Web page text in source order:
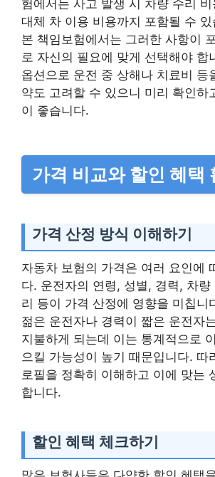
험에서는 사고 발생 시 차량 수리
대체 차 이용 비용까지 포함될 수 있
본 책임보험에서는 그러한 사항이
로 자신의 필요에 맞게 선택해야 합
옵션으로 운전 중 상해나 치료비 등
약도 고려할 수 있으니 미리 확인하
이 좋습니다.
가격 비교와 할인 혜택
가격 산정 방식 이해하기
자동차 보험의 가격은 여러 요인에
다. 운전자의 연령, 성별, 경력, 차량
리 등이 가격 산정에 영향을 미칩니
젊은 운전자나 경력이 짧은 운전자
지불하게 되는데 이는 통계적으로
으킬 가능성이 높기 때문입니다. 따
로필을 정확히 이해하고 이에 맞는
합니다.
할인 혜택 체크하기